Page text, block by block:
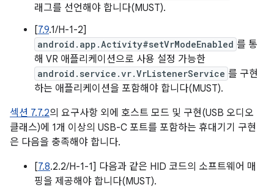
래그를 선언해야 합니다(MUST).
[7.9.1/H-1-2]
android.app.Activity#setVrModeEnabled 를 통
해 VR 애플리케이션으로 사용 설정 가능한
android.service.vr.VrListenerService 를 구현
하는 애플리케이션을 포함해야 합니다(MUST).
섹션 7.7.2의 요구사항 외에 호스트 모드 및 구현(USB 오디오
클래스)에 1개 이상의 USB-C 포트를 포함하는 휴대기기 구현
은 다음을 충족해야 합니다.
[7.8.2.2/H-1-1] 다음과 같은 HID 코드의 소프트웨어 매
핑을 제공해야 합니다(MUST).